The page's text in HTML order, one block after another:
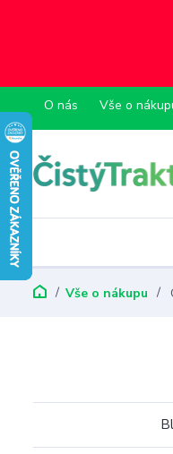
O nás Vše o
Vše o nákupu